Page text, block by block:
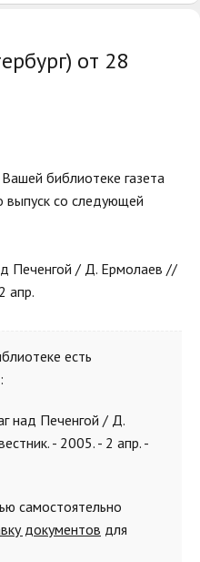
от 28
библиотеке газета
выпуск со следующей
Печенгой / Д. Ермолаев //
апр.
есть
над Печенгой / Д.
- 2005. - 2 апр. -
самостоятельно
документов для